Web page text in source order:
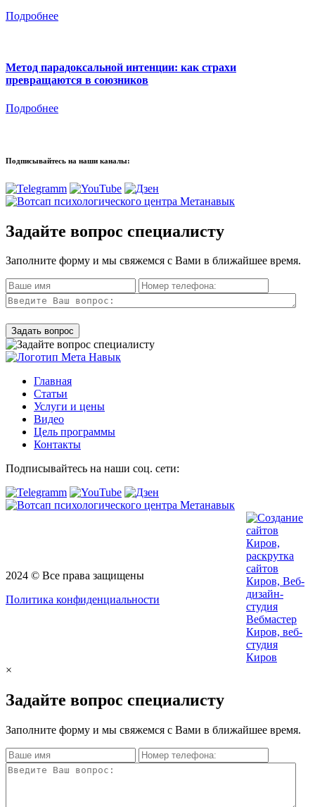
Подробнее
Метод парадоксальной интенции: как страхи
превращаются в союзников
Подробнее
Подписывайтесь на наши каналы:
Задайте вопрос специалисту
Заполните форму и мы свяжемся с Вами в ближайшее время.
Задать вопрос
Главная
Статьи
Услуги и цены
Видео
Цель программы
Контакты
Подписывайтесь на наши соц. сети:
2024 © Все права защищены
Политика конфиденциальности
×
Задайте вопрос специалисту
Заполните форму и мы свяжемся с Вами в ближайшее время.